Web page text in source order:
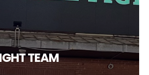
TEAM